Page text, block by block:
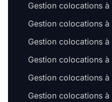
Gestion colocations
Gestion colocations à
Gestion colocations à
Gestion colocations à
Gestion colocations à
Gestion colocations à